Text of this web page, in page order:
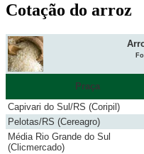
Cotação do arroz
Praça
Capivari do Sul/RS (Coripil)
Pelotas/RS (Cereagro)
Média Rio Grande do Sul
(Clicmercado)